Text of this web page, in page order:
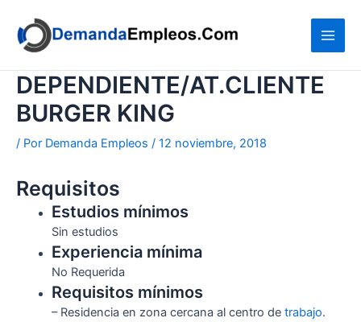
contenido
DEPENDIENTE/AT.CLIENTE
BURGER KING
/ Por Demanda Empleos / 12 noviembre, 2018
Requisitos
Estudios mínimos
Sin estudios
Experiencia mínima
No Requerida
Requisitos mínimos
– Residencia en zona cercana al centro de trabajo.